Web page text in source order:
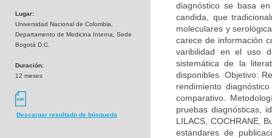
Lugar:
Universidad Nacional de Colombia,
Departamento de Medicina Interna, Sede
Bogotá D.C.
Duración:
12 meses
Descargar resultado de búsqueda
diagnóstico se basa
candida, que
moleculares y
carece de información
varibilidad en el uso
sistemática de la
disponibles. Objetivo:
rendimiento
comparativo.
pruebas diagnósticas,
LILACS, COCHRANE,
estándares de